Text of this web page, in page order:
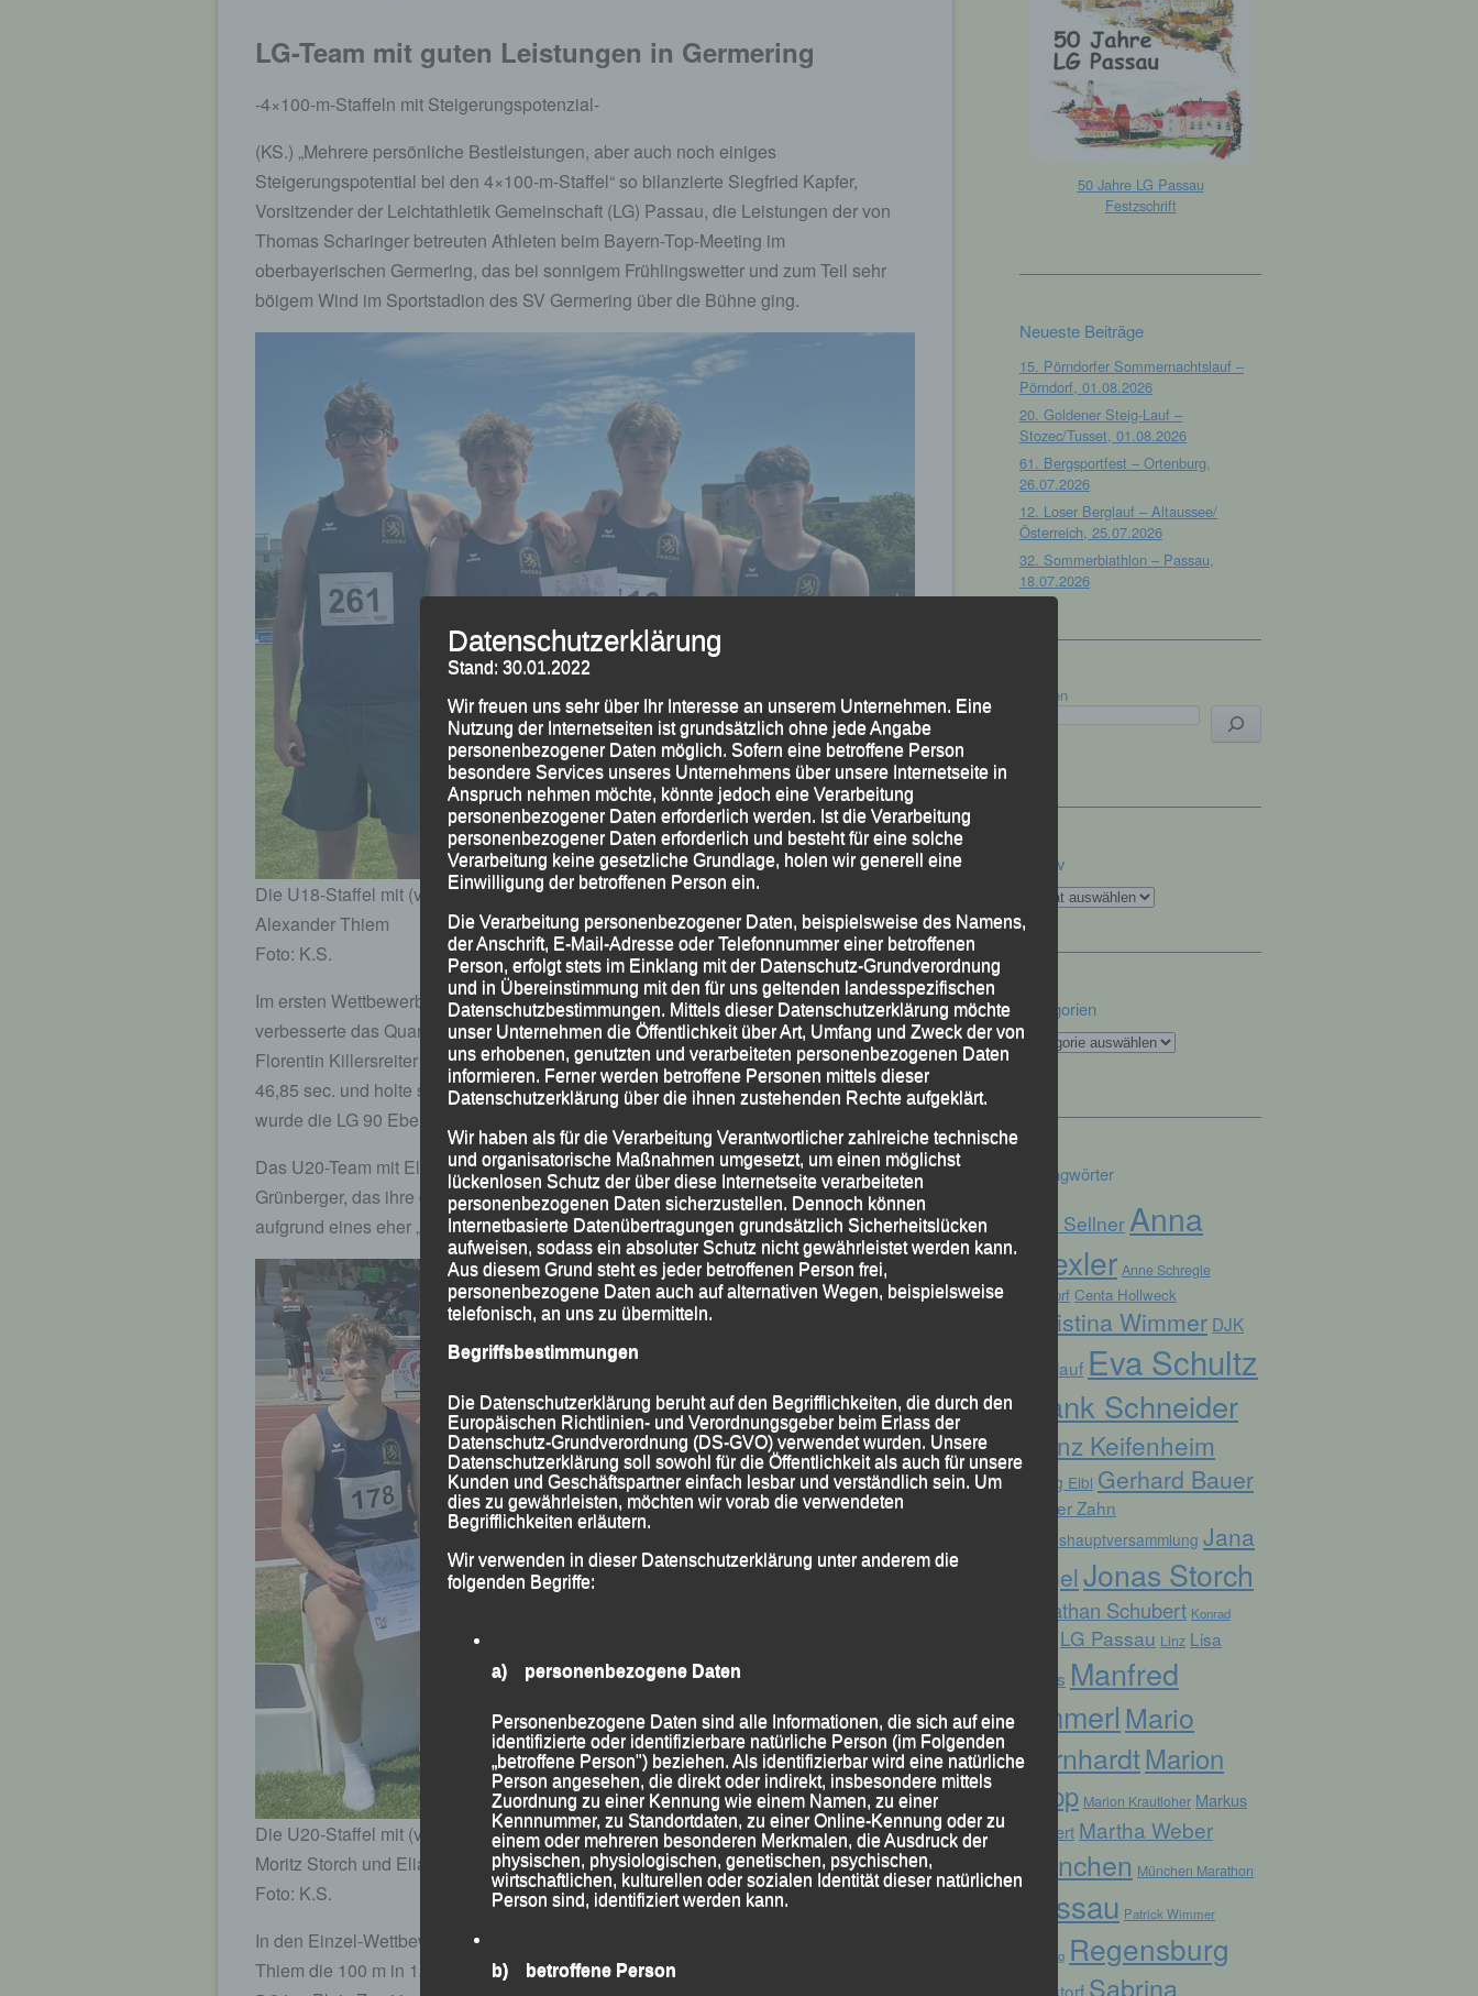
LG-Team mit guten Leistungen in Germering
-4×100-m-Staffeln mit Steigerungspotenzial-
(KS.) „Mehrere persönliche Bestleistungen, aber auch noch einiges
Steigerungspotential bei den 4×100-m-Staffel“ so bilanzierte Siegfried Kapfer,
Vorsitzender der Leichtathletik Gemeinschaft (LG) Passau, die Leistungen der von
Thomas Scharinger betreuten Athleten beim Bayern-Top-Meeting im
oberbayerischen Germering, das bei sonnigem Frühlingswetter und zum Teil sehr
böigem Wind im Sportstadion des SV Germering über die Bühne ging.
Die U18-Staffel mit (v.li.) Florentin Killersreiter, Tim Zauner, Vincent Engelmann und
Alexander Thiem
Foto: K.S.
Im ersten Wettbewerb der LG`ler, den 4×100 m der Männlichen Jugend U 18,
verbesserte das Quartett Alexander Thiem, Vincent Engelmann, Tim Zauner und
Florentin Killersreiter die am 1. Mai in Wasserburg aufgestellte Bestzeit auf jetzt
46,85 sec. und holte sich damit hinter der LG Stadtwerke München Platz Zwei; Dritter
wurde die LG 90 Ebersberg-Grafing.
Das U20-Team mit Elias Lohschmidt, Moritz Storch, Niklas Brandl und Pierre
Grünberger, das ihre diesjährige Bestzeit auf 46,68 Sec. verbesserte, verpasste aber
aufgrund eines eher „suboptimalen“ Wechsels eine deutlich bessere Endzeit.
Die U20-Staffel mit (v.li.) Pierre Grünberger, Niklas Brandl,
Moritz Storch und Elias Lohschmidt
Foto: K.S.
In den Einzel-Wettbewerben der Männlichen Jugend U 18 lief dann Alexander
Thiem die 100 m in 12,63 sec. und holte sich mit neuer persönlicher Bestleistung von
50 Jahre LG Passau
Festzschrift
Neueste Beiträge
15. Pörndorfer Sommernachtslauf –
Pörndorf, 01.08.2026
20. Goldener Steig-Lauf –
Stozec/Tusset, 01.08.2026
61. Bergsportfest – Ortenburg,
26.07.2026
12. Loser Berglauf – Altaussee/
Österreich, 25.07.2026
32. Sommerbiathlon – Passau,
18.07.2026
Suchen
Archiv
Archiv
Kategorien
Kategorien
Schlagwörter
Alex Sellner Anna
Drexler Anne Schregle
Arnstorf Centa Hollweck
Christina Wimmer DJK
Domlauf Eva Schultz
Frank Schneider
Franz Keifenheim
Georg Eibl Gerhard Bauer
Günter Zahn
Jahreshauptversammlung Jana
Vogel Jonas Storch
Jonathan Schubert Konrad
LG Passau Linz Lisa
Fuchs Manfred
Ammerl Mario
BernhardtMarion
Kopp Marion Krautloher Markus
Weinert Martha Weber
München München Marathon
Passau Patrick Wimmer
Pocking Regensburg
Ruhstorf Sabrina
Datenschutzerklärung
Stand: 30.01.2022
Wir freuen uns sehr über Ihr Interesse an unserem Unternehmen. Eine
Nutzung der Internetseiten ist grundsätzlich ohne jede Angabe
personenbezogener Daten möglich. Sofern eine betroffene Person
besondere Services unseres Unternehmens über unsere Internetseite in
Anspruch nehmen möchte, könnte jedoch eine Verarbeitung
personenbezogener Daten erforderlich werden. Ist die Verarbeitung
personenbezogener Daten erforderlich und besteht für eine solche
Verarbeitung keine gesetzliche Grundlage, holen wir generell eine
Einwilligung der betroffenen Person ein.
Die Verarbeitung personenbezogener Daten, beispielsweise des Namens,
der Anschrift, E-Mail-Adresse oder Telefonnummer einer betroffenen
Person, erfolgt stets im Einklang mit der Datenschutz-Grundverordnung
und in Übereinstimmung mit den für uns geltenden landesspezifischen
Datenschutzbestimmungen. Mittels dieser Datenschutzerklärung möchte
unser Unternehmen die Öffentlichkeit über Art, Umfang und Zweck der von
uns erhobenen, genutzten und verarbeiteten personenbezogenen Daten
informieren. Ferner werden betroffene Personen mittels dieser
Datenschutzerklärung über die ihnen zustehenden Rechte aufgeklärt.
Wir haben als für die Verarbeitung Verantwortlicher zahlreiche technische
und organisatorische Maßnahmen umgesetzt, um einen möglichst
lückenlosen Schutz der über diese Internetseite verarbeiteten
personenbezogenen Daten sicherzustellen. Dennoch können
Internetbasierte Datenübertragungen grundsätzlich Sicherheitslücken
aufweisen, sodass ein absoluter Schutz nicht gewährleistet werden kann.
Aus diesem Grund steht es jeder betroffenen Person frei,
personenbezogene Daten auch auf alternativen Wegen, beispielsweise
telefonisch, an uns zu übermitteln.
Begriffsbestimmungen
Die Datenschutzerklärung beruht auf den Begrifflichkeiten, die durch den
Europäischen Richtlinien- und Verordnungsgeber beim Erlass der
Datenschutz-Grundverordnung (DS-GVO) verwendet wurden. Unsere
Datenschutzerklärung soll sowohl für die Öffentlichkeit als auch für unsere
Kunden und Geschäftspartner einfach lesbar und verständlich sein. Um
dies zu gewährleisten, möchten wir vorab die verwendeten
Begrifflichkeiten erläutern.
Wir verwenden in dieser Datenschutzerklärung unter anderem die
folgenden Begriffe:
a) personenbezogene Daten
Personenbezogene Daten sind alle Informationen, die sich auf eine
identifizierte oder identifizierbare natürliche Person (im Folgenden
„betroffene Person") beziehen. Als identifizierbar wird eine natürliche
Person angesehen, die direkt oder indirekt, insbesondere mittels
Zuordnung zu einer Kennung wie einem Namen, zu einer
Kennnummer, zu Standortdaten, zu einer Online-Kennung oder zu
einem oder mehreren besonderen Merkmalen, die Ausdruck der
physischen, physiologischen, genetischen, psychischen,
wirtschaftlichen, kulturellen oder sozialen Identität dieser natürlichen
Person sind, identifiziert werden kann.
b) betroffene Person